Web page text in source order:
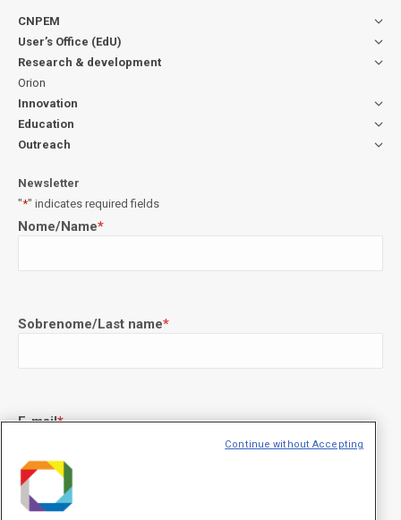
CNPEM
User’s Office (EdU)
Research & development
Orion
Innovation
Education
Outreach
Newsletter
"*" indicates required fields
Nome/Name*
Sobrenome/Last name*
E-mail*
Continue without Accepting